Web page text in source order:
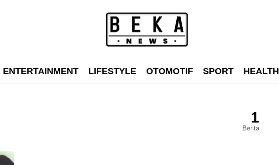
ENTERTAINMENT LIFESTYLE OTOMOTIF SPORT HEALTH
1
Berita